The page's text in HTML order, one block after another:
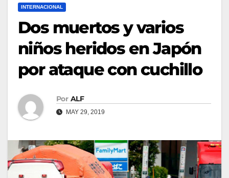
INTERNACIONAL
Dos muertos y varios
niños heridos en Japón
por ataque con cuchillo
Por ALF
MAY 29, 2019